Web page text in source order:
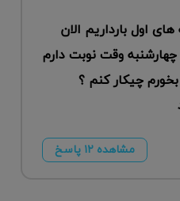
اول بارداریم الان
وقت نوبت دارم
چیکار کنم ؟
مشاهده ۱۲ پاسخ